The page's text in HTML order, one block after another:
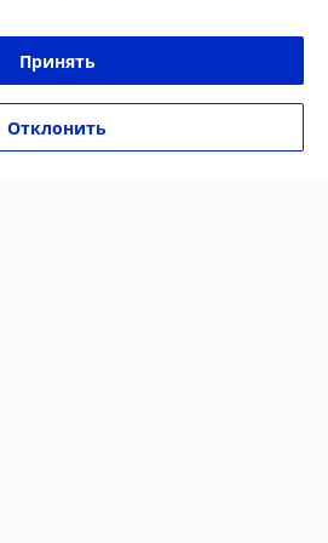
добавьте первый
Принять
Отклонить